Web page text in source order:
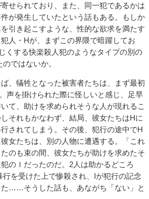
せられており、また、同一犯であるかは
が発生していたという話もある。もしか
引き起こすような、性的な欲求を満たす
人・Hが、まずこの界隈で暗躍してお
くする快楽殺人犯のようなタイプの別の
ではないか。
、犠牲となった被害者たちは、まず最初
声を掛けられた際に怪しいと感じ、足早
て、助けを求められそうな人が現れるこ
それもかなわず、結局、彼女たちはHに
されてしまう。その後、犯行の途中でH
女たちは、別の人物に遭遇する。「これ
のも束の間、彼女たちが助けを求めたそ
のＩだったのだ。2人は助かるどころ
を受けた上で惨殺され、Iが犯行の記念
た……そうした話も、あながち「ない」と